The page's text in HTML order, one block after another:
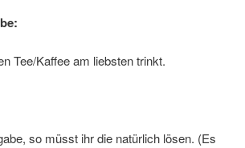
Tee/Kaffee am liebsten trinkt.
so müsst ihr die natürlich lösen. (Es